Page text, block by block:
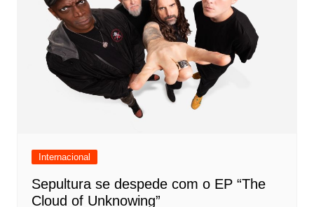
Internacional
Sepultura se despede com o EP “The
Cloud of Unknowing”